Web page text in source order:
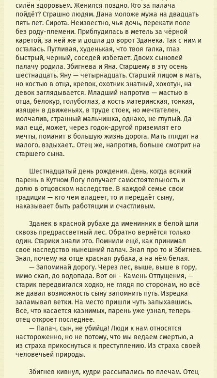
силён здоровьем. Женился поздно. Кто за палача
пойдёт? Страшно людям. Дана моложе мужа на двадцать
пять лет. Сирота. Неизвестно, чья дочь, перекати поле
без роду-племени. Приблудилась в метель за чёрной
каретой, за ней же и дошла до ворот Зданека. Так с ним и
осталась. Пугливая, худенькая, что твоя галка, глаз
быстрый, чёрный, соседей избегает. Двоих сыновей
палачу родила. Збигнева и Яна. Старшему в эту осень
шестнадцать. Яну — четырнадцать. Старший лицом в мать,
но костью в отца, крепок, охотник знатный, хохотун, на
девок заглядывается. Младший напротив — мастью в
отца, белокур, голубоглаз, а кость материнская, тонкая,
изящен в движеньях, в труде стоек, но мечтателен,
молчалив, странный мальчишка, однако, не глупый. Да
мал ещё, может, через годок-другой приземлят его
мечты, поманит в большую жизнь дорога. Мать глядит на
малого, вздыхает.. Отец же, напротив, больше смотрит на
старшего сына.
парень в Кутном Логу получает самостоятельность и
долю в отцовском наследстве. В каждой семье свои
традиции — кто чем владеет, то и передаёт сыну,
наказывает быть работящим и счастливым.
сквозь предрассветный лес. Обратно вернётся только
один. Старики знали это. Помнили ещё, как принимал
своё наследство нынешний палач. Знал про то и Збигнев.
Знал, почему на отце красная рубаха, а на нём белая.
мимо скал, до водопада. Вот он - Камень Отпущения, —
старик передвигался ходко, не глядя по сторонам, но всё
же давал возможность сыну запомнить путь. Изредка
заламывал ветки. На место пришли чуть запыхавшись.
Всё, что касается казнимых, парень уже узнал, теперь
отец откроет последнее.
настороженно, но не потому, что мы ведаем смертью, а
из страха прикоснуться к преступлению. Из страха своей
человечьей природы.